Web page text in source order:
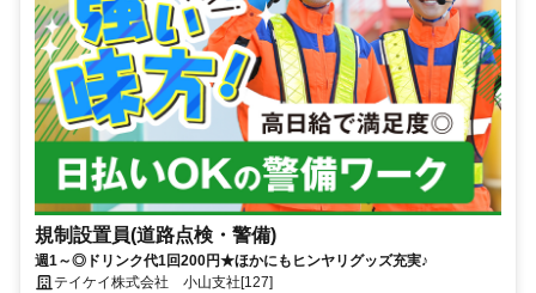
規制設置員(道路点検・警備)
週1～◎ドリンク代1回200円★ほかにもヒンヤリグッズ充実♪
テイケイ株式会社 小山支社[127]